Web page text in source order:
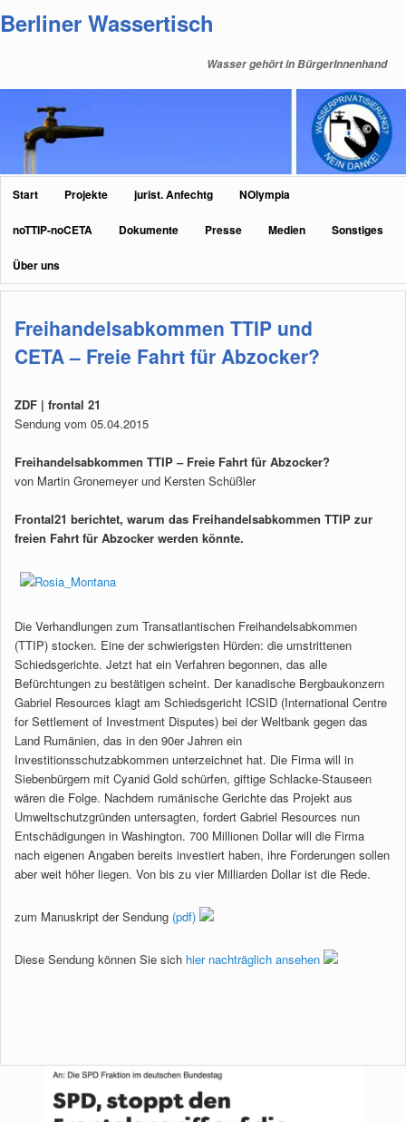
primären
sekundären
Berliner Wassertisch
Wasser gehört in BürgerInnenhand
Hauptmenü
Start Projekte jurist. Anfechtg NOlympia
noTTIP-noCETA Dokumente Presse Medien Sonstiges
Über uns
Freihandelsabkommen TTIP und
CETA – Freie Fahrt für Abzocker?
ZDF | frontal 21
Sendung vom 05.04.2015
Freihandelsabkommen TTIP – Freie Fahrt für Abzocker?
von Martin Gronemeyer und Kersten Schüßler
Frontal21 berichtet, warum das Freihandelsabkommen TTIP zur
freien Fahrt für Abzocker werden könnte.
Die Verhandlungen zum Transatlantischen Freihandelsabkommen
(TTIP) stocken. Eine der schwierigsten Hürden: die umstrittenen
Schiedsgerichte. Jetzt hat ein Verfahren begonnen, das alle
Befürchtungen zu bestätigen scheint. Der kanadische Bergbaukonzern
Gabriel Resources klagt am Schiedsgericht ICSID (International Centre
for Settlement of Investment Disputes) bei der Weltbank gegen das
Land Rumänien, das in den 90er Jahren ein
Investitionsschutzabkommen unterzeichnet hat. Die Firma will in
Siebenbürgern mit Cyanid Gold schürfen, giftige Schlacke-Stauseen
wären die Folge. Nachdem rumänische Gerichte das Projekt aus
Umweltschutzgründen untersagten, fordert Gabriel Resources nun
Entschädigungen in Washington. 700 Millionen Dollar will die Firma
nach eigenen Angaben bereits investiert haben, ihre Forderungen sollen
aber weit höher liegen. Von bis zu vier Milliarden Dollar ist die Rede.
zum Manuskript der Sendung (pdf)
Diese Sendung können Sie sich hier nachträglich ansehen